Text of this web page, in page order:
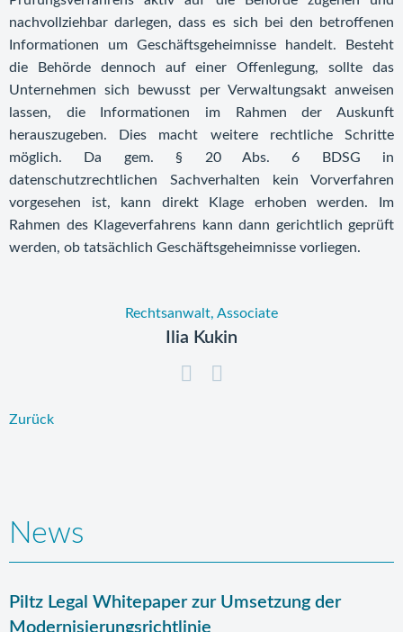
nachvollziehbar darlegen, dass es sich bei den betroffenen
Informationen um Geschäftsgeheimnisse handelt. Besteht
die Behörde dennoch auf einer Offenlegung, sollte das
Unternehmen sich bewusst per Verwaltungsakt anweisen
lassen, die Informationen im Rahmen der Auskunft
herauszugeben. Dies macht weitere rechtliche Schritte
möglich. Da gem. § 20 Abs. 6 BDSG in
datenschutzrechtlichen Sachverhalten kein Vorverfahren
vorgesehen ist, kann direkt Klage erhoben werden. Im
Rahmen des Klageverfahrens kann dann gerichtlich geprüft
werden, ob tatsächlich Geschäftsgeheimnisse vorliegen.
Rechtsanwalt, Associate
Ilia Kukin
Zurück
News
Piltz Legal Whitepaper zur Umsetzung der
Modernisierungsrichtlinie